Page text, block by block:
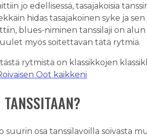
jo edellisessä, tasajakoisia
hidas tasajakoinen syke ja
blues-niminen tanssilaji on
myös soitettavan tätä rytmiä.
rytmistä on klassikkojen
Oot kaikkeni
suurin osa tanssilavoilla soivasta